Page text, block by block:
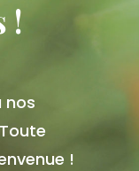
!
nos
!